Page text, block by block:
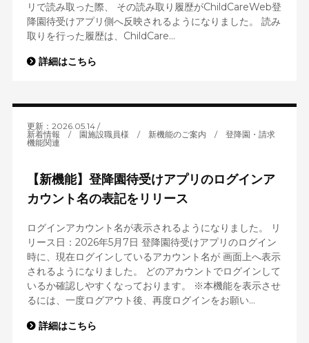
リで読み取った際、 その読み取り履歴がChildCareWeb登
降園待受けアプリ側へ反映されるようになりました。 読み
取りを行った履歴は、ChildCare...
詳細はこちら
更新：2026.05.14
新着情報 / 園施設職員様 / 新機能のご案内 / 登降園・請求
機能関連
【新機能】登降園待受けアプリのログインア
カウント名の表記をリリース
ログインアカウント名が表示されるようになりました。 リ
リース日：2026年5月7日 登降園待受けアプリのログイン
時に、現在ログインしているアカウント名が 画面上へ表示
されるようになりました。 どのアカウントでログインして
いるか確認しやすくなっております。 ※本機能を表示させ
るには、一度ログアウト後、再度ログインをお願い...
詳細はこちら